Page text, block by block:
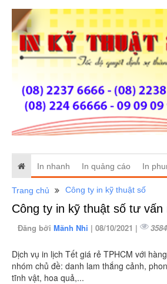
In nhanh In quảng cáo In
Trang chủ Công ty in kỹ thuật số
Công ty in kỹ thuật số tư
Đăng bởi Mãnh Nhi | 08/10/2021 | 3584
Dịch vụ in lịch Tết giá rẻ TPHCM với
nhóm chủ đề: danh lam thắng cảnh,
tĩnh vật, hoa quả,...